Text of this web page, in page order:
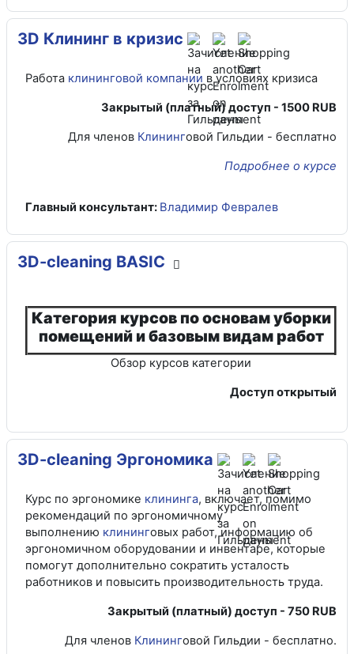
3D Клининг в кризис
Работа клининговой компании в условиях кризиса
Закрытый (платный) доступ - 1500 RUB
Для членов Клининговой Гильдии - бесплатно
Подробнее о курсе
Главный консультант: Владимир Февралев
3D-cleaning BASIC
Категория курсов по основам уборки
помещений и базовым видам работ
Обзор курсов категории
Доступ открытый
3D-cleaning Эргономика
Курс по эргономике клининга, включает, помимо
рекомендаций по эргономичному
выполнению клининговых работ, информацию об
эргономичном оборудовании и инвентаре, которые
помогут дополнительно сократить усталость
работников и повысить производительность труда.
Закрытый (платный) доступ - 750 RUB
Для членов Клининговой Гильдии - бесплатно.